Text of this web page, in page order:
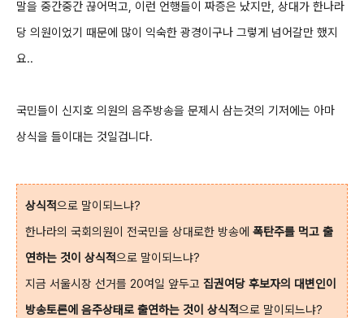
말을 중간중간 끊어먹고, 이런 언행들이 짜증은 났지만, 상대가 한나라
당 의원이었기 때문에 많이 익숙한 광경이구나 그렇게 넘어갈만 했지
요..
국민들이 신지호 의원의 음주방송을 문제시 삼는것의 기저에는 아마
상식을 들이대는 것일겁니다.
상식적으로 말이되느냐?
한나라의 국회의원이 전국민을 상대로한 방송에 폭탄주를 먹고 출
연하는 것이 상식적으로 말이되느냐?
지금 서울시장 선거를 20여일 앞두고 집권여당 후보자의 대변인이
방송토론에 음주상태로 출연하는 것이 상식적으로 말이되느냐?